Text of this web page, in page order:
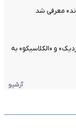
معرفی شد
و «الکلاسیکو» به
آرشیو